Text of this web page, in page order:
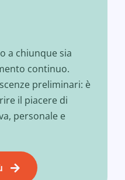
a chiunque sia
continuo.
preliminari: è
il piacere di
personale e